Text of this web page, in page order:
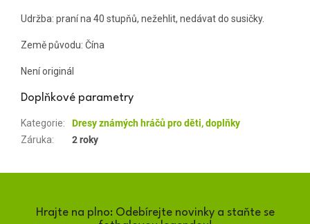
Udržba: praní na 40 stupňů, nežehlit, nedávat do susičky.
Země původu: Čína
Není originál
Doplňkové parametry
Kategorie:
Dresy známých hráčů pro děti, doplňky
Záruka: 2 roky
Hrajte na plno: Odebírejte novinky a staňte se